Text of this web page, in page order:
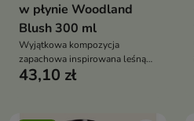
w płynie Woodland
Blush 300 ml
Wyjątkowa kompozycja
zapachowa inspirowana leśną
naturą łączy świeże, zielone
43,10 zł